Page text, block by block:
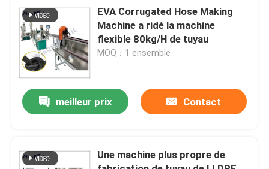
Contactez-nous
Machine en plastique d'extrudeuse de tuyau
Ligne en plastique d'extrusion de tuyau
Machine d'extrudeuse de tuyau de HDPE
EVA Corrugated Hose Making
Machine a ridé la machine
flexible 80kg/H de tuyau
MOQ：1 ensemble
meilleur prix Contact
Une machine plus propre de